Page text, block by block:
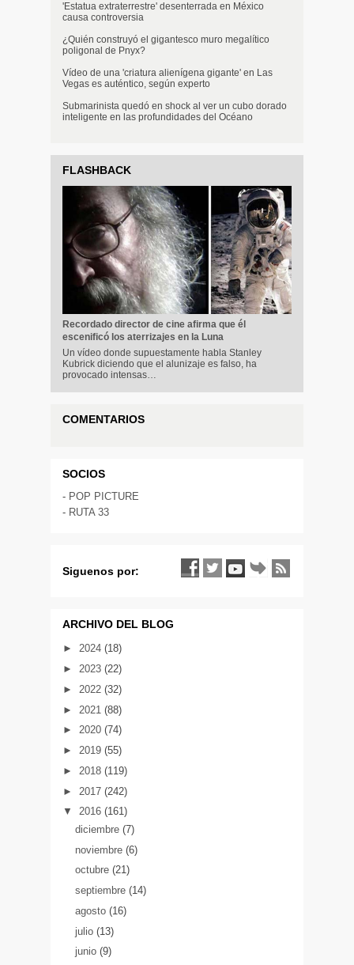
'Estatua extraterrestre' desenterrada en México
causa controversia
¿Quién construyó el gigantesco muro megalítico
poligonal de Pnyx?
Vídeo de una 'criatura alienígena gigante' en Las
Vegas es auténtico, según experto
Submarinista quedó en shock al ver un cubo dorado
inteligente en las profundidades del Océano
FLASHBACK
Recordado director de cine afirma que él
escenificó los aterrizajes en la Luna
Un vídeo donde supuestamente habla Stanley
Kubrick diciendo que el alunizaje es falso, ha
provocado intensas…
COMENTARIOS
SOCIOS
- POP PICTURE
- RUTA 33
Siguenos por:
ARCHIVO DEL BLOG
► 2024 (18)
► 2023 (22)
► 2022 (32)
► 2021 (88)
► 2020 (74)
► 2019 (55)
► 2018 (119)
► 2017 (242)
▼ 2016 (161)
diciembre (7)
noviembre (6)
octubre (21)
septiembre (14)
agosto (16)
julio (13)
junio (9)